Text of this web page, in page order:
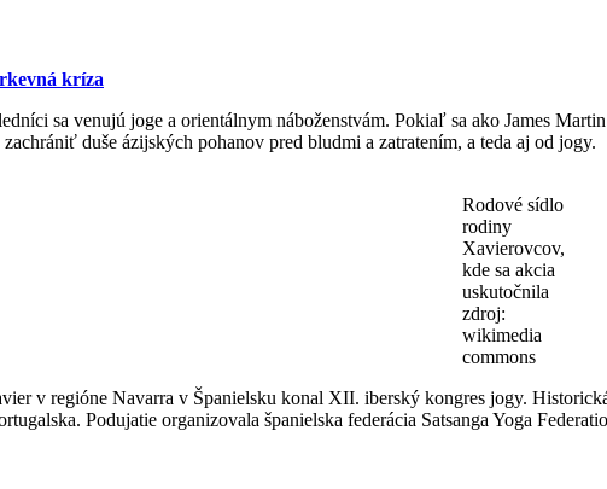
kríza
sa venujú joge a orientálnym náboženstvám. Pokiaľ sa ako James
duše ázijských pohanov pred bludmi a zatratením, a teda aj od jogy.
Rodové sídlo
rodiny
Xavierovcov,
kde sa akcia
uskutočnila
zdroj:
wikimedia
commons
v regióne Navarra v Španielsku konal XII. iberský kongres jogy.
Podujatie organizovala španielska federácia Satsanga Yoga